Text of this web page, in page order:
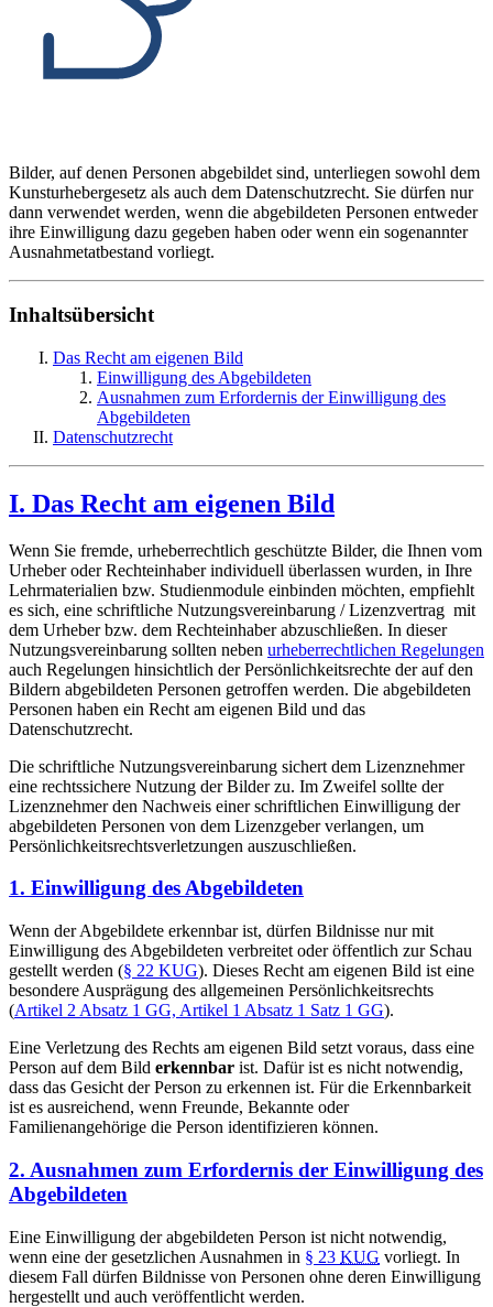
Bilder, auf denen Personen abgebildet sind, unterliegen sowohl dem
Kunsturhebergesetz als auch dem Datenschutzrecht. Sie dürfen nur
dann verwendet werden, wenn die abgebildeten Personen entweder
ihre Einwilligung dazu gegeben haben oder wenn ein sogenannter
Ausnahmetatbestand vorliegt.
Inhaltsübersicht
Das Recht am eigenen Bild
Einwilligung des Abgebildeten
Ausnahmen zum Erfordernis der Einwilligung des
Abgebildeten
Datenschutzrecht
I. Das Recht am eigenen Bild
Wenn Sie fremde, urheberrechtlich geschützte Bilder, die Ihnen vom
Urheber oder Rechteinhaber individuell überlassen wurden, in Ihre
Lehrmaterialien bzw. Studienmodule einbinden möchten, empfiehlt
es sich, eine schriftliche Nutzungsvereinbarung / Lizenzvertrag mit
dem Urheber bzw. dem Rechteinhaber abzuschließen. In dieser
Nutzungsvereinbarung sollten neben urheberrechtlichen Regelungen
auch Regelungen hinsichtlich der Persönlichkeitsrechte der auf den
Bildern abgebildeten Personen getroffen werden. Die abgebildeten
Personen haben ein Recht am eigenen Bild und das
Datenschutzrecht.
Die schriftliche Nutzungsvereinbarung sichert dem Lizenznehmer
eine rechtssichere Nutzung der Bilder zu. Im Zweifel sollte der
Lizenznehmer den Nachweis einer schriftlichen Einwilligung der
abgebildeten Personen von dem Lizenzgeber verlangen, um
Persönlichkeitsrechtsverletzungen auszuschließen.
1. Einwilligung des Abgebildeten
Wenn der Abgebildete erkennbar ist, dürfen Bildnisse nur mit
Einwilligung des Abgebildeten verbreitet oder öffentlich zur Schau
gestellt werden (§ 22 KUG). Dieses Recht am eigenen Bild ist eine
besondere Ausprägung des allgemeinen Persönlichkeitsrechts
(Artikel 2 Absatz 1 GG, Artikel 1 Absatz 1 Satz 1 GG).
Eine Verletzung des Rechts am eigenen Bild setzt voraus, dass eine
Person auf dem Bild erkennbar ist. Dafür ist es nicht notwendig,
dass das Gesicht der Person zu erkennen ist. Für die Erkennbarkeit
ist es ausreichend, wenn Freunde, Bekannte oder
Familienangehörige die Person identifizieren können.
2. Ausnahmen zum Erfordernis der Einwilligung des
Abgebildeten
Eine Einwilligung der abgebildeten Person ist nicht notwendig,
wenn eine der gesetzlichen Ausnahmen in § 23 KUG vorliegt. In
diesem Fall dürfen Bildnisse von Personen ohne deren Einwilligung
hergestellt und auch veröffentlicht werden.